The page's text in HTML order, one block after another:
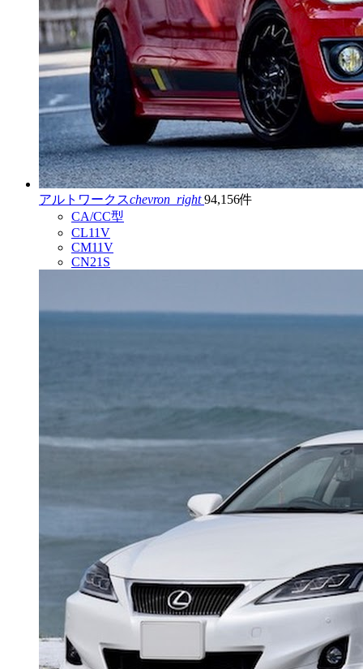
アルトワークスchevron_right 94,156件
CA/CC型
CL11V
CM11V
CN21S